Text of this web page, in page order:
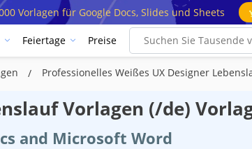
Vorlagen für Google Docs, Slides und Sheets
Feiertage Preise
Professionelles Weißes UX Designer
Vorlagen (/de)
and Microsoft Word